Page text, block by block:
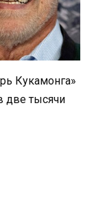
Кукамонга»
две тысячи